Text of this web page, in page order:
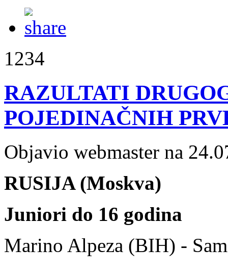
1234
RAZULTATI
POJEDINAČNIH
Objavio webmaster na
RUSIJA (Moskva)
Juniori do 16 godina
Marino Alpeza (BIH) -